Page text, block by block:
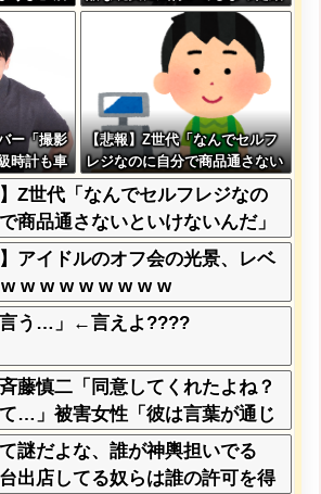
りまー
なったん
果…
ー「撮影
時計も車
！ｗ」←
る奴なん
w w w w
【悲報】Z世代「なんでセルフ
レジなのに自分で商品通さない
といけないんだ」
】Z世代「なんでセルフレジなの
商品通さないといけないんだ」
】アイドルのオフ会の光景、レベ
w w w w w w w w
言う…」←言えよ????
斉藤慎二「同意してくれたよね？
…」被害女性「彼は言葉が通じ
スター」
謎だよな、誰が神輿担いでる
出店してる奴らは誰の許可を得